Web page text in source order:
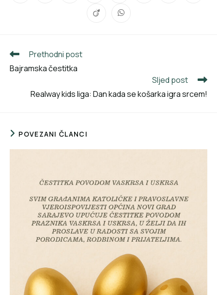
Prethodni post
Bajramska čestitka
Sljed post
Realway kids liga: Dan kada se košarka igra srcem!
POVEZANI ČLANCI